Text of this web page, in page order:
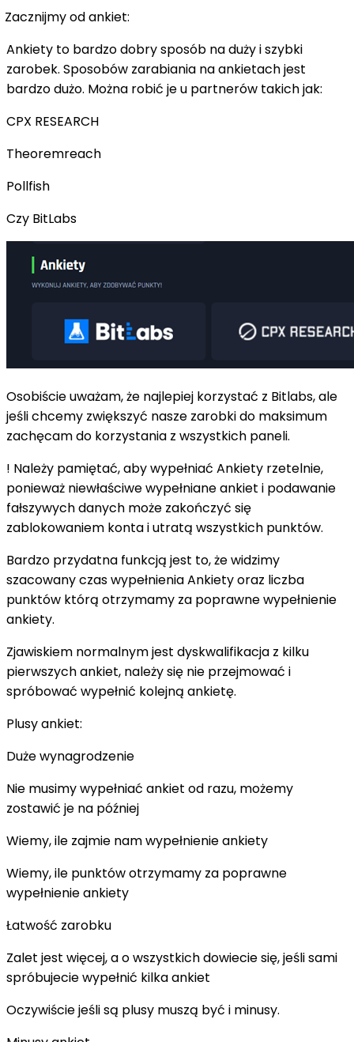
Zacznijmy od ankiet:
Ankiety to bardzo dobry sposób na duży i szybki
zarobek. Sposobów zarabiania na ankietach jest
bardzo dużo. Można robić je u partnerów takich jak:
CPX RESEARCH
Theoremreach
Pollfish
Czy BitLabs
Osobiście uważam, że najlepiej korzystać z Bitlabs, ale
jeśli chcemy zwiększyć nasze zarobki do maksimum
zachęcam do korzystania z wszystkich paneli.
! Należy pamiętać, aby wypełniać Ankiety rzetelnie,
ponieważ niewłaściwe wypełniane ankiet i podawanie
fałszywych danych może zakończyć się
zablokowaniem konta i utratą wszystkich punktów.
Bardzo przydatna funkcją jest to, że widzimy
szacowany czas wypełnienia Ankiety oraz liczba
punktów którą otrzymamy za poprawne wypełnienie
ankiety.
Zjawiskiem normalnym jest dyskwalifikacja z kilku
pierwszych ankiet, należy się nie przejmować i
spróbować wypełnić kolejną ankietę.
Plusy ankiet:
Duże wynagrodzenie
Nie musimy wypełniać ankiet od razu, możemy
zostawić je na później
Wiemy, ile zajmie nam wypełnienie ankiety
Wiemy, ile punktów otrzymamy za poprawne
wypełnienie ankiety
Łatwość zarobku
Zalet jest więcej, a o wszystkich dowiecie się, jeśli sami
spróbujecie wypełnić kilka ankiet
Oczywiście jeśli są plusy muszą być i minusy.